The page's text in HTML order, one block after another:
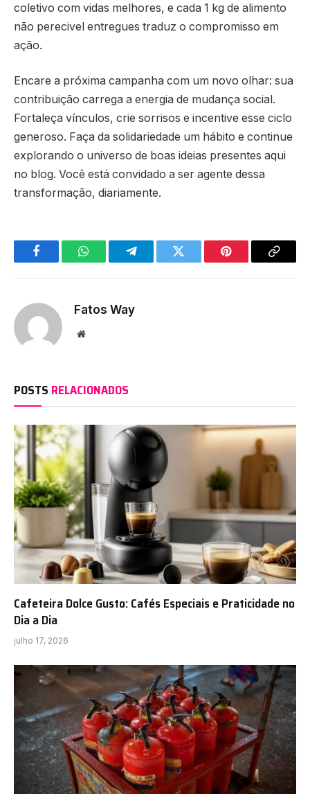
coletivo com vidas melhores, e cada 1 kg de alimento
não perecivel entregues traduz o compromisso em
ação.
Encare a próxima campanha com um novo olhar: sua
contribuição carrega a energia de mudança social.
Fortaleça vínculos, crie sorrisos e incentive esse ciclo
generoso. Faça da solidariedade um hábito e continue
explorando o universo de boas ideias presentes aqui
no blog. Você está convidado a ser agente dessa
transformação, diariamente.
FacebookWhatsAppTelegramTwitter Pinterest Copy
Fatos Way
Website
POSTS RELACIONADOS
Cafeteira Dolce Gusto: Cafés Especiais e Praticidade no
Dia a Dia
julho 17, 2026